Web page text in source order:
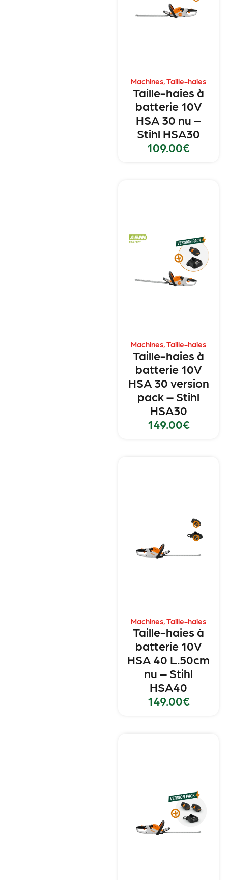
Machines,Taille-haies
Taille-haies à
batterie 10V
HSA 30 nu –
Stihl HSA30
109.00€
Machines,Taille-haies
Taille-haies à
batterie 10V
HSA 30 version
pack – Stihl
HSA30
149.00€
Machines,Taille-haies
Taille-haies à
batterie 10V
HSA 40 L.50cm
nu – Stihl
HSA40
149.00€